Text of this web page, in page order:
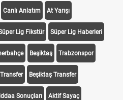
Canlı Anlatım At Yarışı
Lig Fikstür Süper Lig Haberleri
Beşiktaş Trabzonspor
Beşiktaş Transfer
iddaa Sonuçları Aktif Sayaç